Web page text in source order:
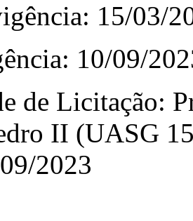
15/03/
10/09/
de Licitação:
II (UASG
2023